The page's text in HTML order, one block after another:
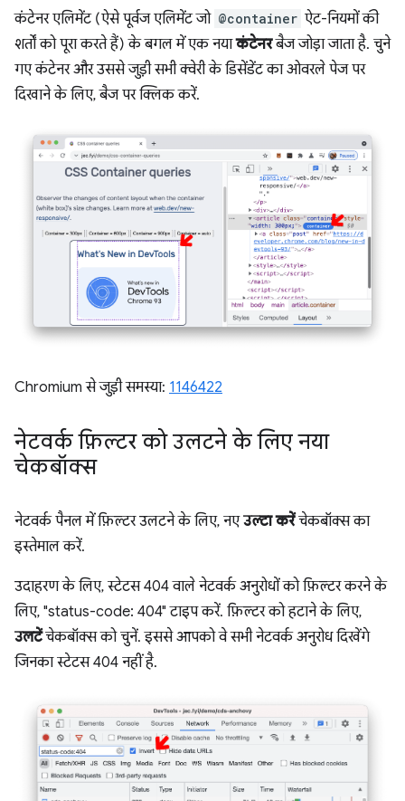
कंटेनर एलिमेंट (ऐसे पूर्वज एलिमेंट जो @container ऐट-नियमों की
शर्तों को पूरा करते हैं) के बगल में एक नयाकंटेनरबैज जोड़ा जाता है. चुने
गए कंटेनर और उससे जुड़ी सभी क्वेरी के डिसेंडेंट का ओवरले पेज पर
दिखाने के लिए, बैज पर क्लिक करें.
Chromium से जुड़ी समस्या: 1146422
नेटवर्क फ़िल्टर को उलटने के लिए नया
चेकबॉक्स
नेटवर्क पैनल में फ़िल्टर उलटने के लिए, नएउल्टा करेंचेकबॉक्स का
इस्तेमाल करें.
उदाहरण के लिए, स्टेटस 404 वाले नेटवर्क अनुरोधों को फ़िल्टर करने के
लिए, "status-code: 404" टाइप करें. फ़िल्टर को हटाने के लिए,
उलटेंचेकबॉक्स को चुनें. इससे आपको वे सभी नेटवर्क अनुरोध दिखेंगे
जिनका स्टेटस 404 नहीं है.